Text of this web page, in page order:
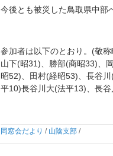
今後とも被災した鳥取県中部
参加者は以下のとおり。(敬称
山下(昭31)、勝部(商昭33)、
昭52)、田村(経昭53)、長谷
平10)長谷川大(法平13)、長
同窓会だより / 山陰支部 /